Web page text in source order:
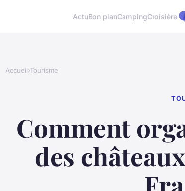
ActuBon planCampingCroisière
Accueil›Tourisme
Comment
des